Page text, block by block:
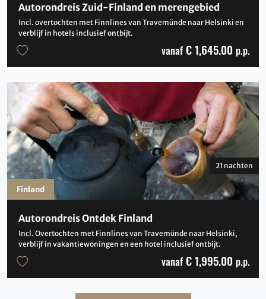
Autorondreis Zuid-Finland en merengebied
Incl. overtochten met Finnlines van Travemünde naar Helsinki en
verblijf in hotels inclusief ontbijt.
vanaf € 1,645.00 p.p.
Autorondreis Ontdek Finland
Incl. Overtochten met Finnlines van Travemünde naar Helsinki,
verblijf in vakantiewoningen en een hotel inclusief ontbijt.
21 nachten
vanaf € 1,995.00 p.p.
Finland